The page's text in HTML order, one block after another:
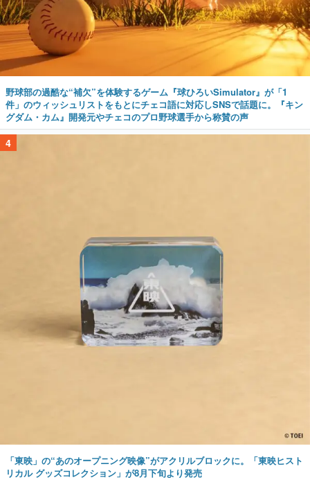
野球部の過酷な“補欠”を体験するゲーム『球ひろいSimulator』が「1
件」のウィッシュリストをもとにチェコ語に対応しSNSで話題に。『キン
グダム・カム』開発元やチェコのプロ野球選手から称賛の声
4
「東映」の“あのオープニング映像”がアクリルブロックに。「東映ヒスト
リカル グッズコレクション」が8月下旬より発売